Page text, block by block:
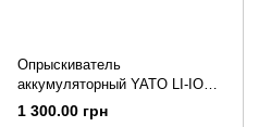
Опрыскиватель
аккумуляторный YATO LI-ION
3.6 В 2 Ач 1л 285/460 мл/мин.
1 300.00 грн